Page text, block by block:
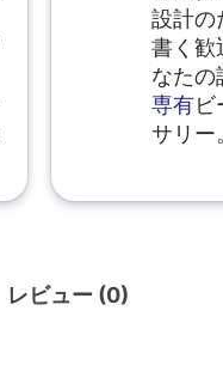
設計の
書く歓
なたの
専有ビ
サリー
レビュー (0)